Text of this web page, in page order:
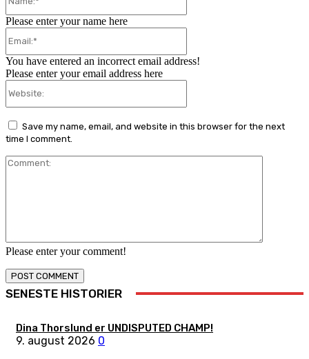
Please enter your comment!
Please enter your name here
You have entered an incorrect email address!
Please enter your email address here
Save my name, email, and website in this browser for the next
time I comment.
SENESTE HISTORIER
Dina Thorslund er UNDISPUTED CHAMP!
9. august 2026 0